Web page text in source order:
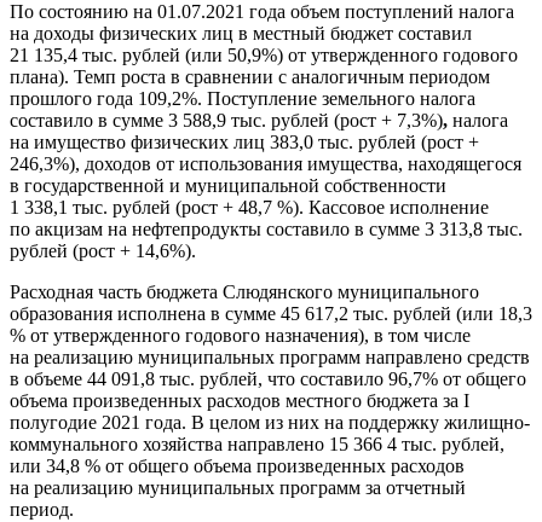
По состоянию на 01.07.2021 года объем поступлений налога
на доходы физических лиц в местный бюджет составил
21 135,4 тыс. рублей (или 50,9%) от утвержденного годового
плана). Темп роста в сравнении с аналогичным периодом
прошлого года 109,2%. Поступление земельного налога
составило в сумме 3 588,9 тыс. рублей (рост + 7,3%), налога
на имущество физических лиц 383,0 тыс. рублей (рост +
246,3%), доходов от использования имущества, находящегося
в государственной и муниципальной собственности
1 338,1 тыс. рублей (рост + 48,7 %). Кассовое исполнение
по акцизам на нефтепродукты составило в сумме 3 313,8 тыс.
рублей (рост + 14,6%).
Расходная часть бюджета Слюдянского муниципального
образования исполнена в сумме 45 617,2 тыс. рублей (или 18,3
% от утвержденного годового назначения), в том числе
на реализацию муниципальных программ направлено средств
в объеме 44 091,8 тыс. рублей, что составило 96,7% от общего
объема произведенных расходов местного бюджета за I
полугодие 2021 года. В целом из них на поддержку жилищно-
коммунального хозяйства направлено 15 366 4 тыс. рублей,
или 34,8 % от общего объема произведенных расходов
на реализацию муниципальных программ за отчетный
период.